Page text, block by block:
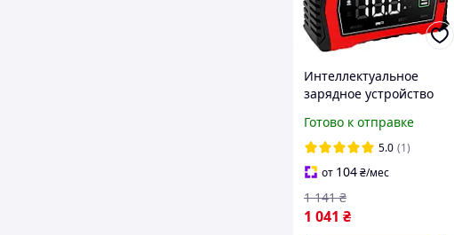
Интеллектуальное
зарядное устройство
/24V5A для кислотных,
GEL, AGM и LiFePO4
аккумуляторов
Готово к отправке
5.0 (1)
от 104₴/мес
1 041 ₴
1 141 ₴